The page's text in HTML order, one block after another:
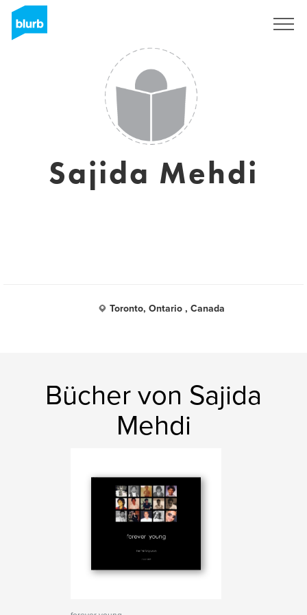
Sajida Mehdi
Toronto, Ontario , Canada
Bücher von Sajida
Mehdi